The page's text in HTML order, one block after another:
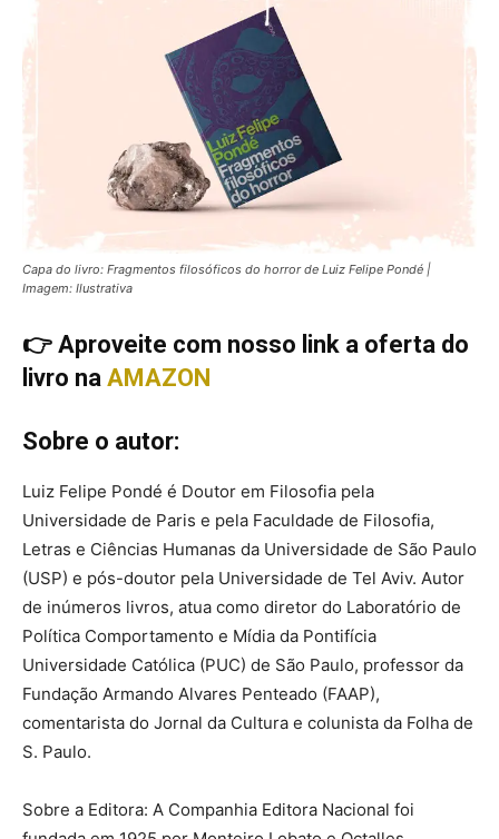
Capa do livro: Fragmentos filosóficos do horror de Luiz Felipe Pondé |
Imagem: Ilustrativa
👉 Aproveite com nosso link a oferta do
livro na AMAZON
Sobre o autor:
Luiz Felipe Pondé é Doutor em Filosofia pela
Universidade de Paris e pela Faculdade de Filosofia,
Letras e Ciências Humanas da Universidade de São Paulo
(USP) e pós-doutor pela Universidade de Tel Aviv. Autor
de inúmeros livros, atua como diretor do Laboratório de
Política Comportamento e Mídia da Pontifícia
Universidade Católica (PUC) de São Paulo, professor da
Fundação Armando Alvares Penteado (FAAP),
comentarista do Jornal da Cultura e colunista da Folha de
S. Paulo.
Sobre a Editora: A Companhia Editora Nacional foi